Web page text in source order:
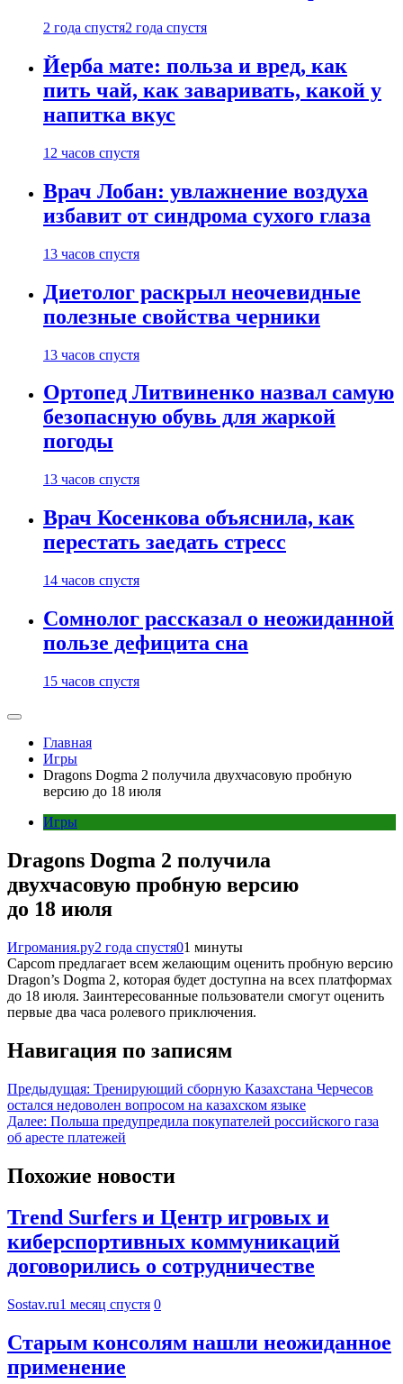
2 года спустя2 года спустя
Йерба мате: польза и вред, как
пить чай, как заваривать, какой у
напитка вкус
12 часов спустя
Врач Лобан: увлажнение воздуха
избавит от синдрома сухого глаза
13 часов спустя
Диетолог раскрыл неочевидные
полезные свойства черники
13 часов спустя
Ортопед Литвиненко назвал самую
безопасную обувь для жаркой
погоды
13 часов спустя
Врач Косенкова объяснила, как
перестать заедать стресс
14 часов спустя
Сомнолог рассказал о неожиданной
пользе дефицита сна
15 часов спустя
Главная
Игры
Dragons Dogma 2 получила двухчасовую пробную
версию до 18 июля
Игры
Dragons Dogma 2 получила
двухчасовую пробную версию
до 18 июля
Игромания.ру2 года спустя01 минуты
Capcom предлагает всем желающим оценить пробную версию
Dragon’s Dogma 2, которая будет доступна на всех платформах
до 18 июля. Заинтересованные пользователи смогут оценить
первые два часа ролевого приключения.
Навигация по записям
Предыдущая: Тренирующий сборную Казахстана Черчесов
остался недоволен вопросом на казахском языке
Далее: Польша предупредила покупателей российского газа
об аресте платежей
Похожие новости
Trend Surfers и Центр игровых и
киберспортивных коммуникаций
договорились о сотрудничестве
Sostav.ru1 месяц спустя 0
Старым консолям нашли неожиданное
применение